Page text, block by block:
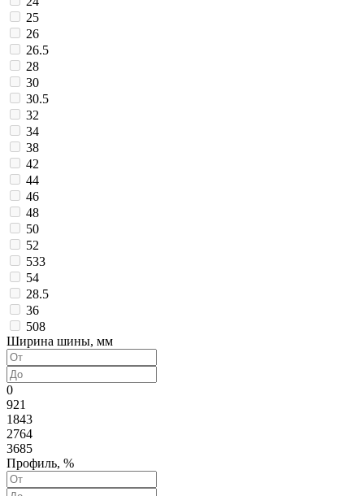
25
26
26.5
28
30
30.5
32
34
38
42
44
46
48
50
52
533
54
28.5
36
508
Ширина шины, мм
0
921
1843
2764
3685
Профиль, %